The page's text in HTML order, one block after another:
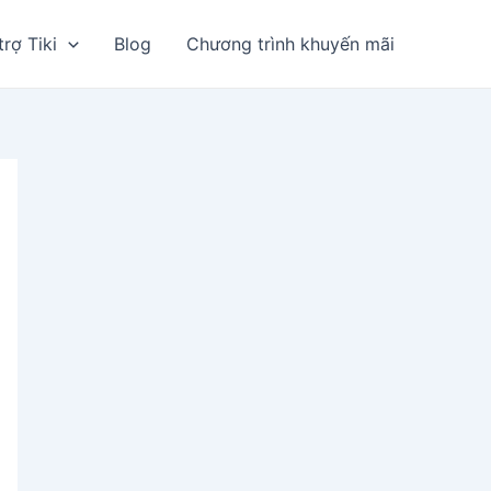
Tiki Blog Chương trình khuyến mãi